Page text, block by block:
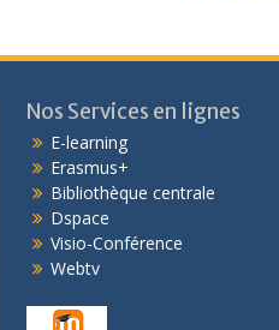
Nos Services en lignes
E-learning
Erasmus+
Bibliothèque centrale
Dspace
Visio-Conférence
Webtv